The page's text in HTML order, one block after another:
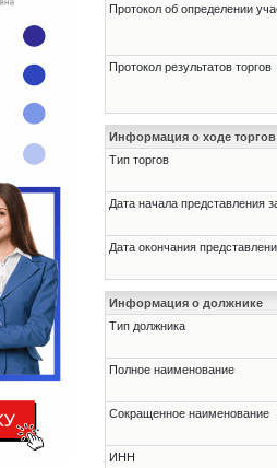
Протокол об определении
Протокол результатов торгов
Информация о ходе торгов
Тип торгов
Дата начала представления
Дата окончания
Информация о должнике
Тип должника
Полное наименование
Сокращенное наименование
ИНН